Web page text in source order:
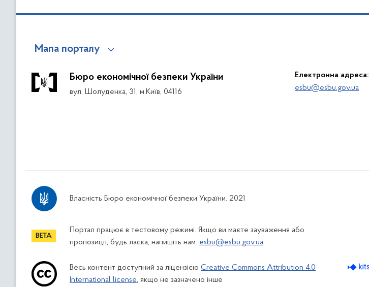
Мапа порталу
Бюро економічної безпеки України
вул. Шолуденка, 31, м.Київ, 04116
Електронна адреса:
esbu@esbu.gov.ua
Власність Бюро економічної безпеки України. 2021
Портал працює в тестовому режимі. Якщо ви маєте зауваження або
пропозиції, будь ласка, напишіть нам: esbu@esbu.gov.ua
Весь контент доступний за ліцензією Creative Commons Attribution 4.0
International license, якщо не зазначено інше